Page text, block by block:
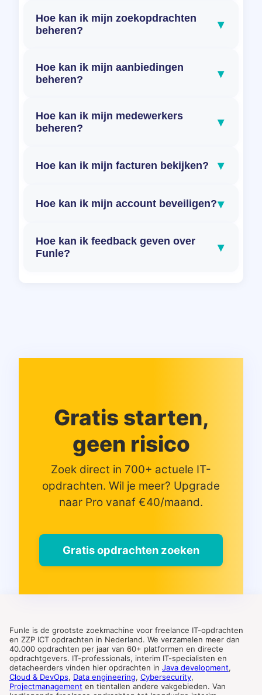
Hoe kan ik mijn zoekopdrachten
beheren?
▾
Hoe kan ik mijn aanbiedingen
beheren?
▾
Hoe kan ik mijn medewerkers
beheren?
▾
Hoe kan ik mijn facturen bekijken? ▾
Hoe kan ik mijn account beveiligen?▾
Hoe kan ik feedback geven over
Funle?
▾
Gratis starten,
geen risico
Zoek direct in 700+ actuele IT-
opdrachten. Wil je meer? Upgrade
naar Pro vanaf €40/maand.
Gratis opdrachten zoeken
Funle is de grootste zoekmachine voor freelance IT-opdrachten
en ZZP ICT opdrachten in Nederland. We verzamelen meer dan
40.000 opdrachten per jaar van 60+ platformen en directe
opdrachtgevers. IT-professionals, interim IT-specialisten en
detacheerders vinden hier opdrachten in Java development,
Cloud & DevOps, Data engineering, Cybersecurity,
Projectmanagement en tientallen andere vakgebieden. Van